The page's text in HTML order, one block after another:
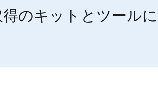
得のキットとツール